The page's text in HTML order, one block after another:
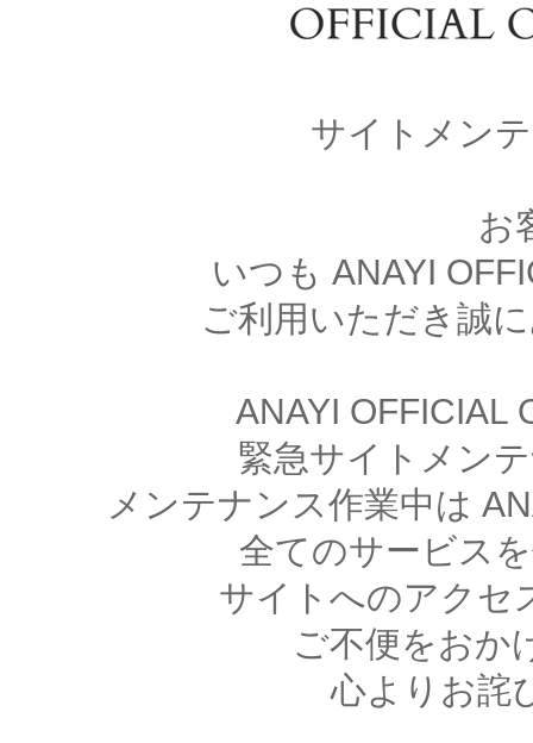
サイトメン
お
いつも ANAYI
ご利用いただき誠
ANAYI OFFICIAL
緊急サイトメン
メンテナンス作業中は
全てのサービス
サイトへのアクセ
ご不便をおか
心よりお詫